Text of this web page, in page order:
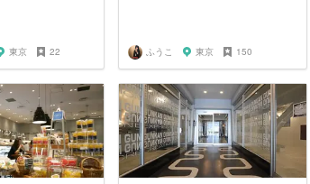
東京 22 ふうこ 東京 150